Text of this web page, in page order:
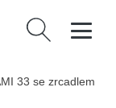
Vyhledávání
33 se zrcadlem